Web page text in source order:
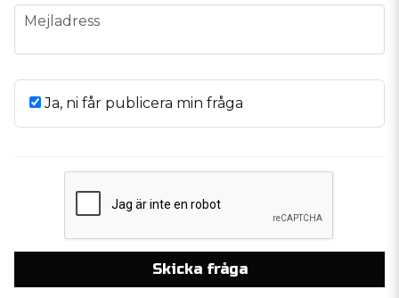
email
Mejladress
Ja, ni får publicera min fråga
Skicka fråga